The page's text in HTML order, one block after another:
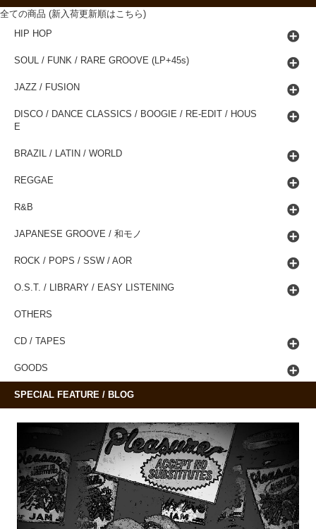
全ての商品 (新入荷更新順はこちら)
HIP HOP
SOUL / FUNK / RARE GROOVE (LP+45s)
JAZZ / FUSION
DISCO / DANCE CLASSICS / BOOGIE / RE-EDIT / HOUS
E
BRAZIL / LATIN / WORLD
REGGAE
R&B
JAPANESE GROOVE / 和モノ
ROCK / POPS / SSW / AOR
O.S.T. / LIBRARY / EASY LISTENING
OTHERS
CD / TAPES
GOODS
SPECIAL FEATURE / BLOG